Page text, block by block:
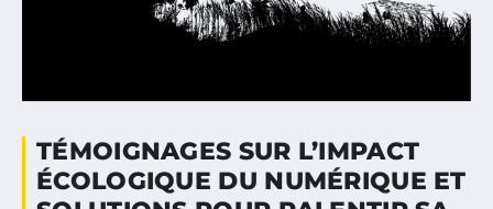
TÉMOIGNAGES SUR L’IMPACT
ÉCOLOGIQUE DU NUMÉRIQUE ET